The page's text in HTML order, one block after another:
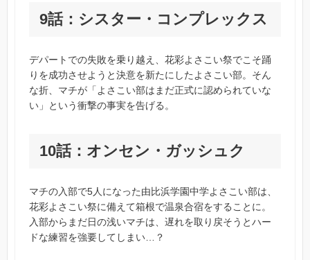
9話：シスター・コンプレックス
デパートでの失敗を乗り越え、花彩よさこい祭でこそ踊
りを成功させようと決意を新たにしたよさこい部。そん
な折、マチが「よさこい部はまだ正式に認められていな
い」という衝撃の事実を告げる。
10話：オンセン・ガッシュク
マチの入部で5人になった由比浜学園中学よさこい部は、
花彩よさこい祭に備えて箱根で温泉合宿をすることに。
入部からまだ日の浅いマチは、遅れを取り戻そうとハー
ドな練習を強要してしまい…？